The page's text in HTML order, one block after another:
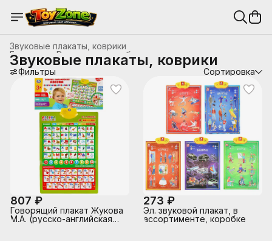
Звуковые плакаты, коврики
Развивающие, обучающие игрушки
Главная
Звуковые плакаты, коврики
Фильтры Сортировка
807 ₽
Говорящий плакат Жукова
М.А. (русско-английская
273 ₽
Эл. звуковой плакат, в
ассортименте, коробке